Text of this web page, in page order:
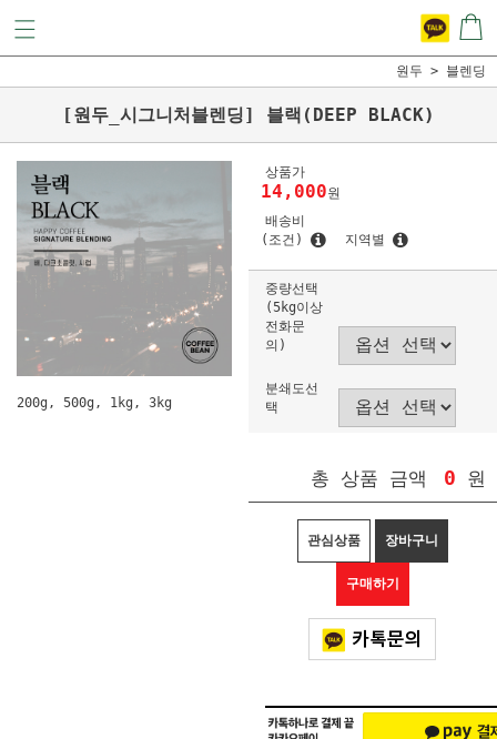
원두 블렌딩
[원두_시그니처블렌딩] 블랙(DEEP BLACK)
200g, 500g, 1kg, 3kg
상품가
14,000원
배송비
(조건)
지역별
중량선택
(5kg이상
전화문
의)
분쇄도선
택
총 상품 금액 0 원
관심상품 장바구니
구매하기